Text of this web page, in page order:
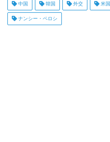
中国 韓国 外交 米国
ナンシー・ペロシ